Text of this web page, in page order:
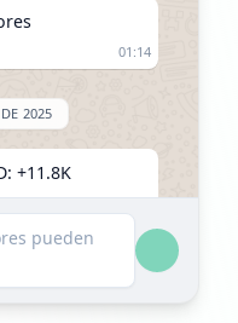
01:14
2025
+11.8K
23:16
pueden